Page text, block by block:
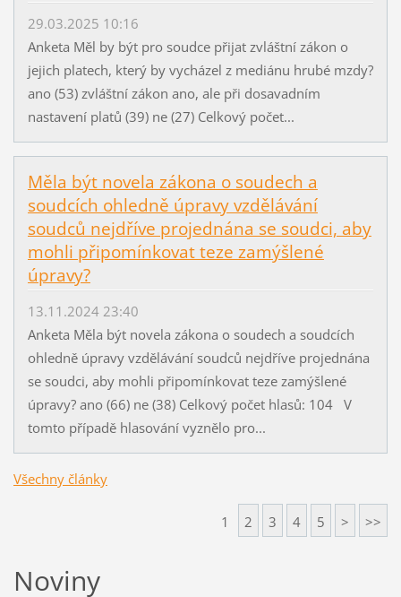
29.03.2025 10:16
Anketa Měl by být pro soudce přijat zvláštní zákon o
jejich platech, který by vycházel z mediánu hrubé mzdy?
ano (53) zvláštní zákon ano, ale při dosavadním
nastavení platů (39) ne (27) Celkový počet...
Měla být novela zákona o soudech a
soudcích ohledně úpravy vzdělávání
soudců nejdříve projednána se soudci, aby
mohli připomínkovat teze zamýšlené
úpravy?
13.11.2024 23:40
Anketa Měla být novela zákona o soudech a soudcích
ohledně úpravy vzdělávání soudců nejdříve projednána
se soudci, aby mohli připomínkovat teze zamýšlené
úpravy? ano (66) ne (38) Celkový počet hlasů: 104 V
tomto případě hlasování vyznělo pro...
Všechny články
1 2 3 4 5 > >>
Noviny